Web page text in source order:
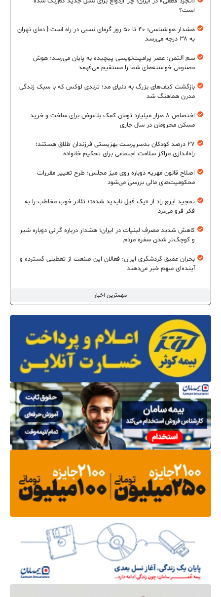
مهمترین اخبار
است؟
هشدار هواشناسی؛ ۴۰ تا ۵۰ روز گرمای نسبی در راه است | دمای تهران
به ۳۸ درجه می‌رسد
سم آلتمن: عصر پرامپت‌نویسی پیچیده به پایان می‌رسد؛ هوش
مصنوعی خواسته‌های شما را مستقیم می‌فهمد
بازگشت کیف‌های بزرگ به دنیای مد؛ ترندی لوکس که با سبک زندگی
مدرن هماهنگ شد
اختصاص ۸ هزار میلیارد تومان کمک بلاعوض برای ساخت و خرید
مسکن محرومان در سال جاری
۲۷ درصد کودکان بدسرپرست بهزیستی فرزندان طلاق هستند؛
راه‌اندازی مراکز سلامت اجتماعی برای تحکیم خانواده
اصلاح قانون مهریه دوباره روی میز مجلس؛ طرح تغییر مقررات
محکومیت‌های مالی بررسی می‌شود
تمجید ایرج راد از «یک فیل ناپدید شده»؛ تئاتر خوب مخاطب را به
فکر فرو می‌برد
کاهش شدید مصرف لبنیات در ایران؛ هشدار درباره گرانی دوباره شیر
و کوچک‌تر شدن سفره مردم
بحران عمیق گردشگری ایران؛ فعالان این صنعت از تعطیلی گسترده و
آینده‌ای مبهم خبر می‌دهند